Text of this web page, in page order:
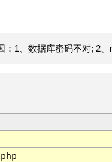
1、数据库密码不对; 2、